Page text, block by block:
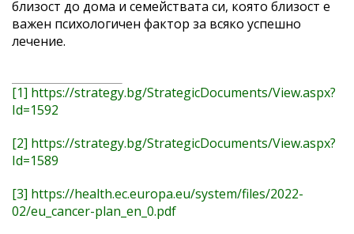
близост до дома и семействата си, която близост е
важен психологичен фактор за всяко успешно
лечение.
[1] https://strategy.bg/StrategicDocuments/View.aspx?
Id=1592
[2] https://strategy.bg/StrategicDocuments/View.aspx?
Id=1589
[3] https://health.ec.europa.eu/system/files/2022-
02/eu_cancer-plan_en_0.pdf